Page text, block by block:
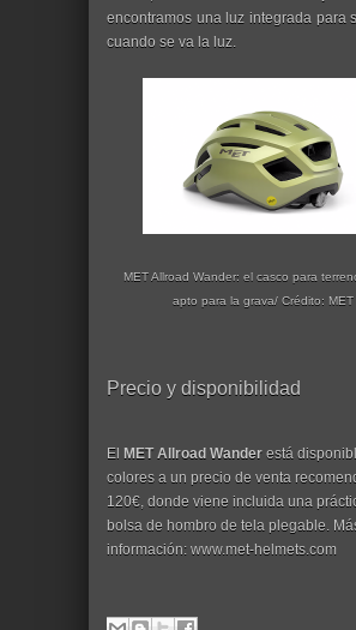
encontramos una luz integrada para
cuando se va la luz.
MET Allroad Wander: el casco para
apto para la grava/ Crédito: MET
Precio y disponibilidad
El MET Allroad Wander está
colores a un precio de venta
120€, donde viene incluida una
bolsa de hombro de tela plegable.
información: www.met-helmets.com